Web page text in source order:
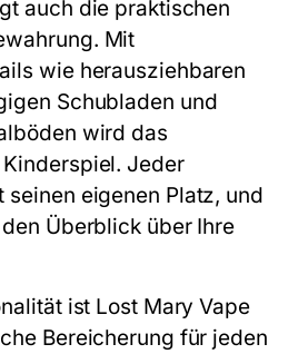
auch die praktischen
Mit
wie herausziehbaren
Schubladen und
wird das
Jeder
seinen eigenen Platz, und
Überblick über Ihre
ist Lost Mary Vape
Bereicherung für jeden